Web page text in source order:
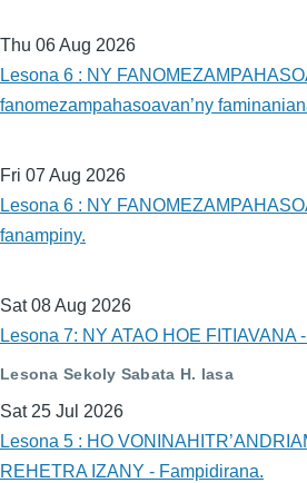
Thu 06 Aug 2026
Lesona 6 : NY
fanomezampahasoavan’ny
Fri 07 Aug 2026
Lesona 6 : NY
fanampiny.
Sat 08 Aug 2026
Lesona 7: NY ATAO HOE FITIAVANA
Lesona Sekoly Sabata H. lasa
Sat 25 Jul 2026
Lesona 5 : HO
REHETRA IZANY - Fampidirana.